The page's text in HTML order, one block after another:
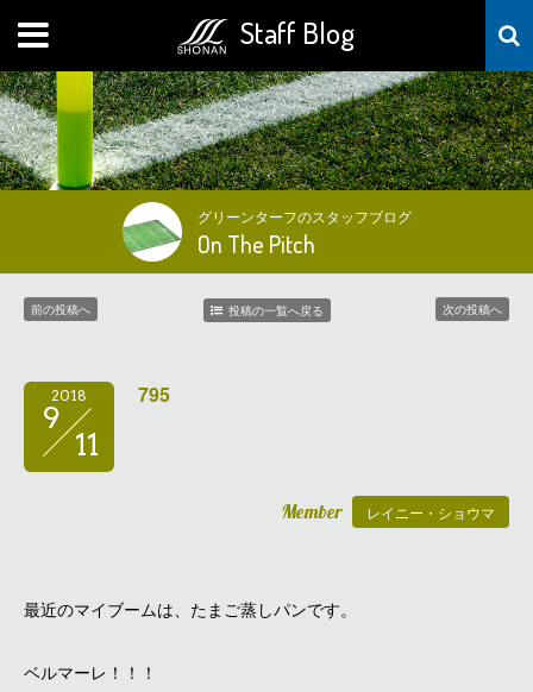
Staff Blog
MENU
グリーンターフのスタッフブログ
On The Pitch
前の投稿へ 投稿の一覧へ戻る 次の投稿へ
2018
9
11
795
Member レイニー・ショウマ
最近のマイブームは、たまご蒸しパンです。
ベルマーレ！！！